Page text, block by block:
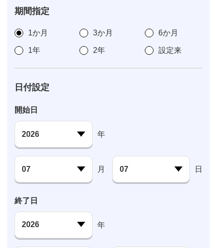
期間指定
1か月 3か月 6か月
1年 2年 設定来
日付設定
開始日
年
月 日
終了日
年